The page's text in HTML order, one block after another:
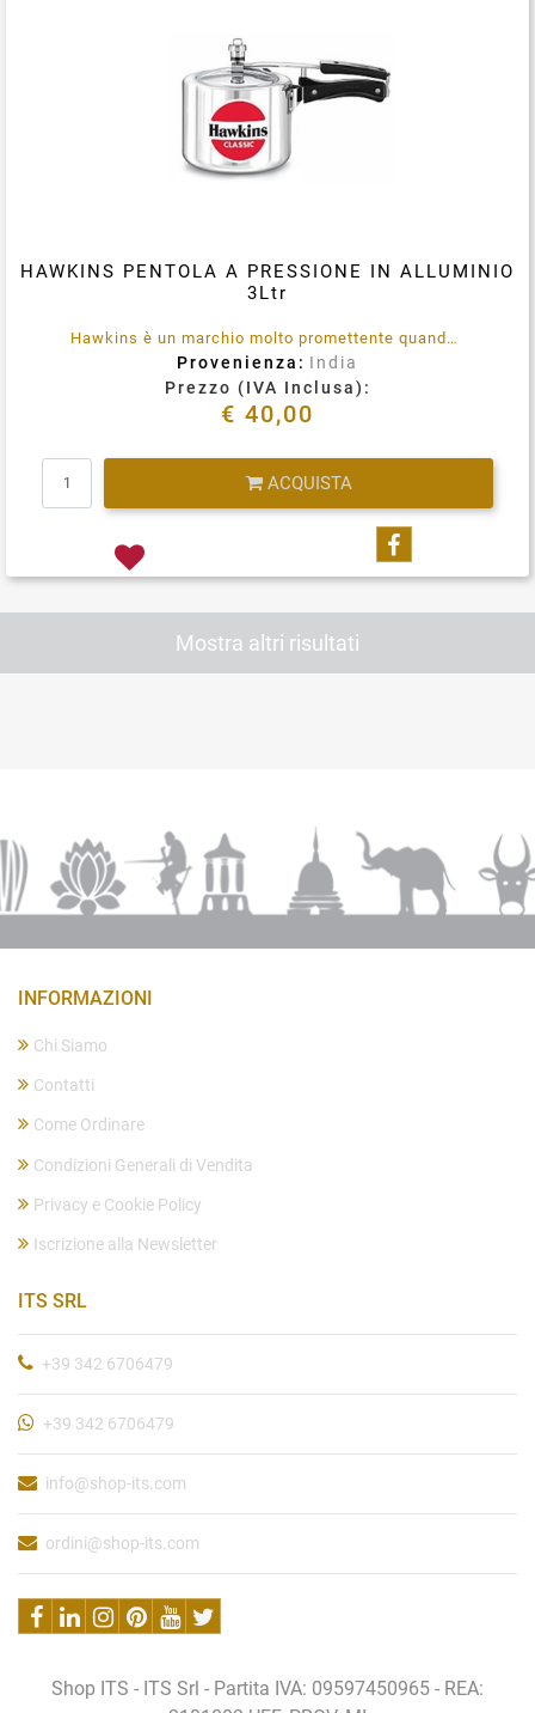
HAWKINS PENTOLA A PRESSIONE IN ALLUMINIO
3Ltr
Hawkins è un marchio molto promettente quando si tratta delle sue classiche pentole a pressione. E' prodotto utilizzando materiali di qualità garantita e tecniche avanzate, che li rendono conformi allo standard.
Provenienza: India
Prezzo (IVA Inclusa):
€ 40,00
ACQUISTA
Condividi su
Mostra altri risultati
INFORMAZIONI
Chi Siamo
Contatti
Come Ordinare
Condizioni Generali di Vendita
Privacy e Cookie Policy
Iscrizione alla Newsletter
ITS SRL
+39 342 6706479
+39 342 6706479
info@shop-its.com
ordini@shop-its.com
Shop ITS - ITS Srl - Partita IVA: 09597450965 - REA: